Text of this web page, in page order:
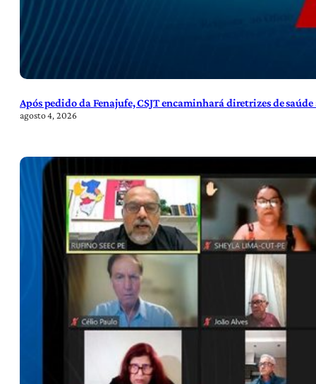
Após pedido da Fenajufe, CSJT encaminhará diretrizes de
agosto 4, 2026